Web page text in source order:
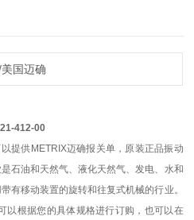
国迈确
412-00
提供METRIX迈确报关单，原装正品振动
石油和天然气、液化天然气、发电、水和
有移动装置的旋转和往复式机械的行业。
以根据您的具体规格进行订购，也可以在